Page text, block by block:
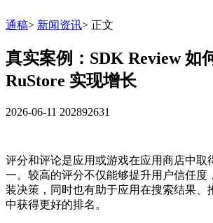
通稿> 新闻资讯> 正文
真实案例：SDK Review 如
RuStore 实现增长
2026-06-11 202892631
评分和评论是应用或游戏在应用商店中取
一。较高的评分不仅能够提升用户信任度
装决策，同时也有助于应用在搜索结果、
中获得更好的排名。